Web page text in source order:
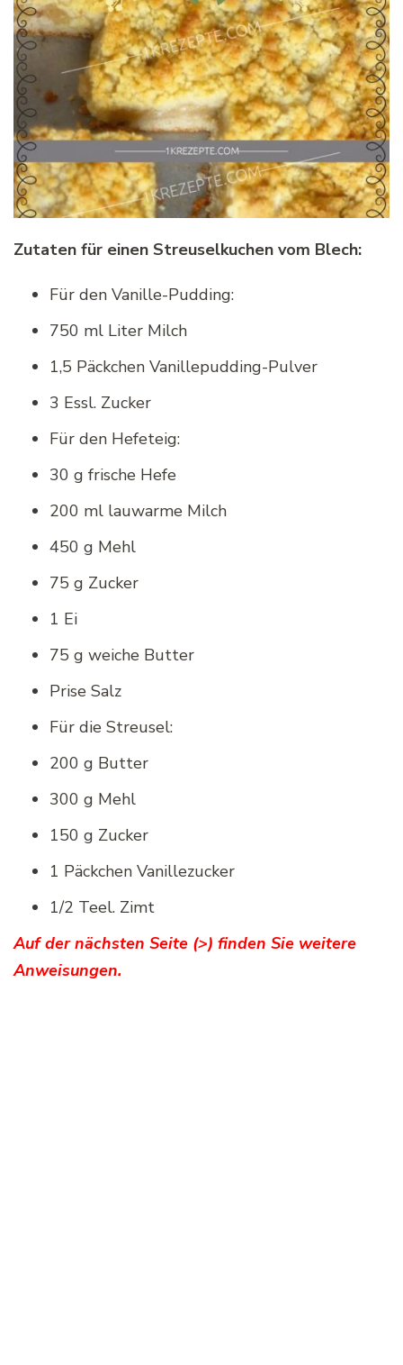
Zutaten für einen Streuselkuchen vom Blech:
Für den Vanille-Pudding:
750 ml Liter Milch
1,5 Päckchen Vanillepudding-Pulver
3 Essl. Zucker
Für den Hefeteig:
30 g frische Hefe
200 ml lauwarme Milch
450 g Mehl
75 g Zucker
1 Ei
75 g weiche Butter
Prise Salz
Für die Streusel:
200 g Butter
300 g Mehl
150 g Zucker
1 Päckchen Vanillezucker
1/2 Teel. Zimt
Auf der nächsten Seite (>) finden Sie weitere
Anweisungen.